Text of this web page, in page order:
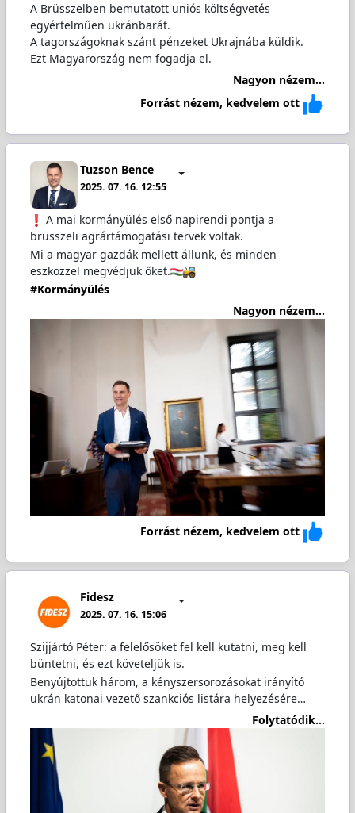
A Brüsszelben bemutatott uniós költségvetés
egyértelműen ukránbarát.
A tagországoknak szánt pénzeket Ukrajnába küldik.
Ezt Magyarország nem fogadja el.
Nagyon nézem...
Forrást nézem, kedvelem ott
Tuzson Bence
2025. 07. 16. 12:55
A mai kormányülés első napirendi pontja a
brüsszeli agrártámogatási tervek voltak.
Mi a magyar gazdák mellett állunk, és minden
eszközzel megvédjük őket.
#Kormányülés
Nagyon nézem...
Forrást nézem, kedvelem ott
Fidesz
2025. 07. 16. 15:06
Szijjártó Péter: a felelősöket fel kell kutatni, meg kell
büntetni, és ezt követeljük is.
Benyújtottuk három, a kényszersorozásokat irányító
ukrán katonai vezető szankciós listára helyezésére…
Folytatódik...